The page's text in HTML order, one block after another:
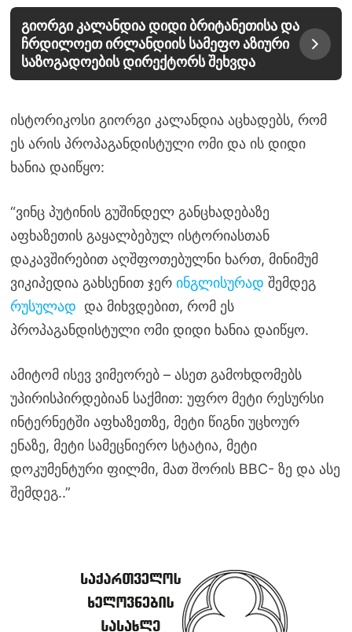
გიორგი კალანდია დიდი ბრიტანეთისა და
ჩრდილოეთ ირლანდიის სამეფო აზიური
საზოგადოების დირექტორს შეხვდა
ისტორიკოსი გიორგი კალანდია აცხადებს, რომ
ეს არის პროპაგანდისტული ომი და ის დიდი
ხანია დაიწყო:
“ვინც პუტინის გუშინდელ განცხადებაზე
აფხაზეთის გაყალბებულ ისტორიასთან
დაკავშირებით აღშფოთებულნი ხართ, მინიმუმ
ვიკიპედია გახსენით ჯერ ინგლისურად შემდეგ
რუსულად და მიხვდებით, რომ ეს
პროპაგანდისტული ომი დიდი ხანია დაიწყო.
ამიტომ ისევ ვიმეორებ – ასეთ გამოხდომებს
უპირისპირდებიან საქმით: უფრო მეტი რესურსი
ინტერნეტში აფხაზეთზე, მეტი წიგნი უცხოურ
ენაზე, მეტი სამეცნიერო სტატია, მეტი
დოკუმენტური ფილმი, მათ შორის BBC- ზე და ასე
შემდეგ..”